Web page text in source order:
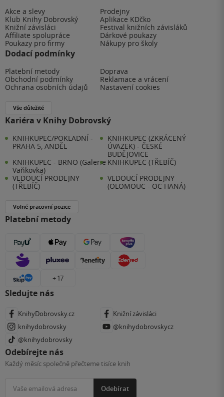
Akce a slevy
Prodejny
Klub Knihy Dobrovský
Aplikace KDčko
Knižní závisláci
Festival knižních závisláků
Affiliate spolupráce
Dárkové poukazy
Poukazy pro firmy
Nákupy pro školy
Dodací podmínky
Platební metody
Doprava
Obchodní podmínky
Reklamace a vrácení
Ochrana osobních údajů
Nastavení cookies
Vše důležité
Kariéra v Knihy Dobrovský
KNIHKUPEC/POKLADNÍ -
PRAHA 5, ANDĚL
KNIHKUPEC (ZKRÁCENÝ
ÚVAZEK) - ČESKÉ
BUDĚJOVICE
KNIHKUPEC - BRNO (Galerie
Vaňkovka)
KNIHKUPEC (TŘEBÍČ)
VEDOUCÍ PRODEJNY
(TŘEBÍČ)
VEDOUCÍ PRODEJNY
(OLOMOUC - OC HANÁ)
Volné pracovní pozice
Platební metody
+ 17
Sledujte nás
KnihyDobrovsky.cz
Knižní závisláci
knihydobrovsky
@knihydobrovskycz
@knihydobrovsky
Odebírejte nás
Každý měsíc společně přečteme tisíce knih
Odebírat